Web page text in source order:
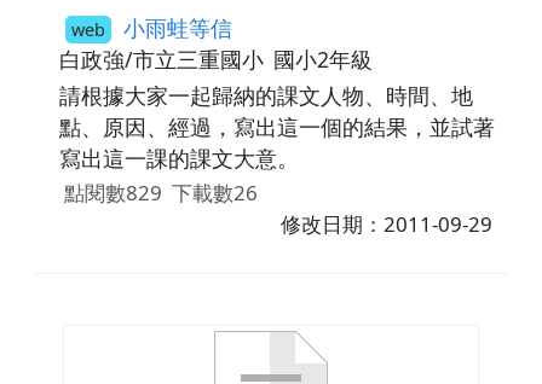
web 小雨蛙等信
白政強/市立三重國小 國小2年級
請根據大家一起歸納的課文人物、時間、地
點、原因、經過，寫出這一個的結果，並試著
寫出這一課的課文大意。
點閱數829 下載數26
修改日期：2011-09-29